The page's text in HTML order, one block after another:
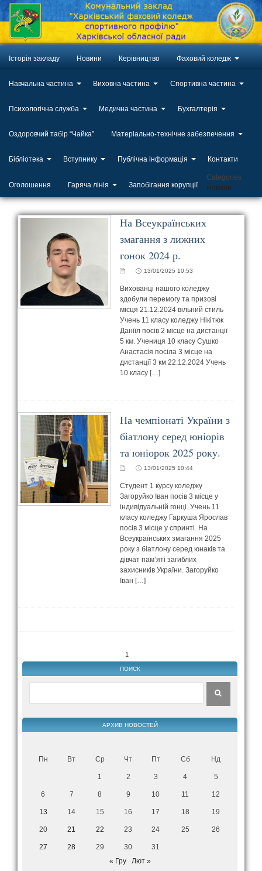
Історія закладу Новини Керівництво Фаховий коледж
Навчальна частина Виховна частина Спортивна частина
Психологічна служба Медична частина Бухгалтерія
Оздоровчий табір “Чайка” Матеріально-технічне забезпечення
Бібліотека Вступнику Публічна інформація Контакти
Оголошення Гаряча лінія Запобігання корупції
Categories
Новини
На Всеукраїнських
змагання з лижних
гонок 2024 р.
13/01/2025 10:53
Вихованці нашого коледжу
здобули перемогу та призові
місця 21.12.2024 вільний стиль
Учень 11 класу коледжу Нікітюк
Даніїл посів 2 місце на дистанції
5 км. Учениця 10 класу Сушко
Анастасія посіла 3 місце на
дистанції 3 км 22.12.2024 Учень
10 класу […]
На чемпіонаті України з
біатлону серед юніорів
та юніорок 2025 року.
13/01/2025 10:44
Студент 1 курсу коледжу
Загоруйко Іван посів 3 місце у
індивідуальній гонці. Учень 11
класу коледжу Гаркуша Ярослав
посів 3 місце у спринті. На
Всеукраїнських змагання 2025
року з біатлону серед юнаків та
дівчат памʼяті загиблих
захисників України. Загоруйко
Іван […]
1
ПОИСК
АРХИВ НОВОСТЕЙ
Пн Вт Ср Чт Пт Сб Нд
1 2 3 4 5
6 7 8 9 10 11 12
13 14 15 16 17 18 19
20 21 22 23 24 25 26
27 28 29 30
31
« Гру
Лют »